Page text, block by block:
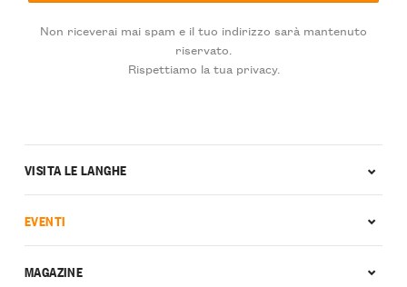
Non riceverai mai spam e il tuo indirizzo sarà mantenuto
riservato.
Rispettiamo la tua privacy.
VISITA LE LANGHE
EVENTI
MAGAZINE